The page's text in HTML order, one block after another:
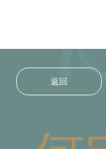
返回